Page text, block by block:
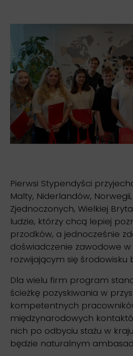
Pierwsi Stypendyści
Malty, Niderlandów,
Zjednoczonych, Wielkiej
ludzie, którzy chcą lepiej
przodków, a jednocześnie
doświadczenie zawodowe
rozwijającym się środowisku
Dla wielu firm program
ścieżkę pozyskiwania w
kompetentnych
międzynarodowych
nich po odbyciu stażu w
będzie naturalnym